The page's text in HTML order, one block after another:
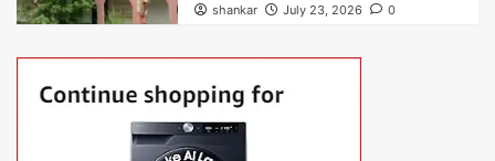
shankar July 23, 2026 0